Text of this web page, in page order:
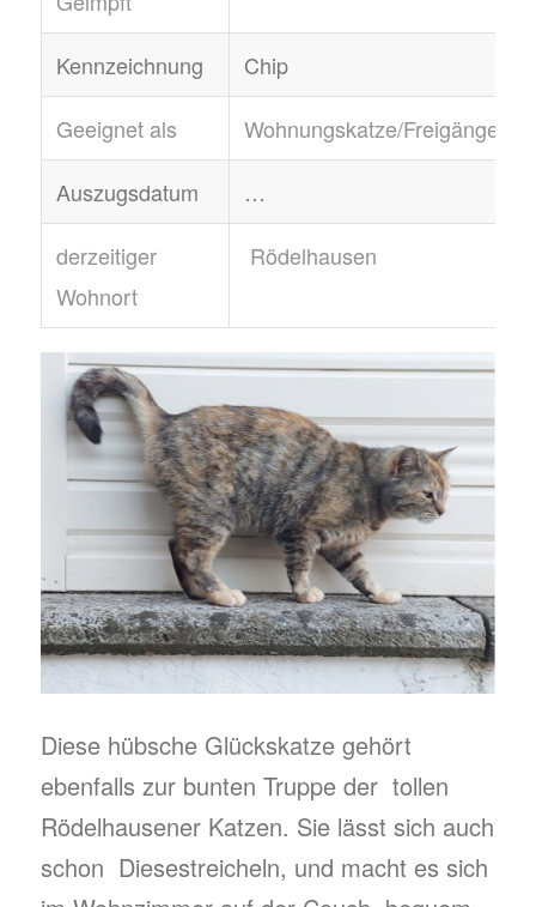
Kennzeichnung Chip
Geeignet als Wohnungskatze/Freigängerin
Auszugsdatum …
derzeitiger
Wohnort
Rödelhausen
Diese hübsche Glückskatze gehört
ebenfalls zur bunten Truppe der tollen
Rödelhausener Katzen. Sie lässt sich auch
schon Diesestreicheln, und macht es sich